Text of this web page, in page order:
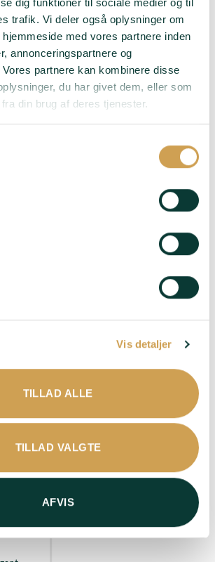
dig funktioner til sociale medier og til
trafik. Vi deler også oplysninger om
med vores partnere inden
annonceringspartnere og
partnere kan kombinere disse
du har givet dem, eller som
din brug af deres tjenester.
Vis detaljer
TILLAD ALLE
TILLAD VALGTE
AFVIS
og
duft -
andengæringen på
flaske i 72 måneder har
den lagret på 225 liters
Burgundy Grand Cru-
fade og dermed opnået
mere dybde og struktur
Frisk og udtryksfuld på
Hjemmelavet burger -